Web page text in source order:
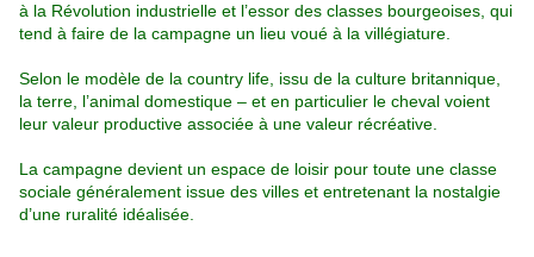
à la Révolution industrielle et l’essor des classes bourgeoises, qui
tend à faire de la campagne un lieu voué à la villégiature.
Selon le modèle de la country life, issu de la culture britannique,
la terre, l’animal domestique – et en particulier le cheval voient
leur valeur productive associée à une valeur récréative.
La campagne devient un espace de loisir pour toute une classe
sociale généralement issue des villes et entretenant la nostalgie
d’une ruralité idéalisée.